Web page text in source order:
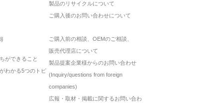
ができること
わかる5つのトピ
製品のリサイクルについて
ご購入後のお問い合わせについて
ご購入前の相談、OEMのご相談、
販売代理店について
製品提案企業様からのお問い合わせ
(Inquiry/questions from foreign
companies)
広報・取材・掲載に関するお問い合わ